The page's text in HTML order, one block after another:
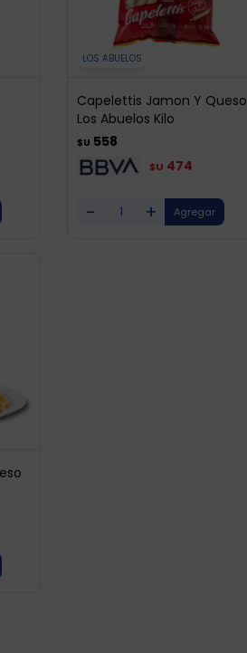
LOS ABUELOS
Capelettis Jamon Y Queso
Los Abuelos Kilo
$U 558
$U 474
- +